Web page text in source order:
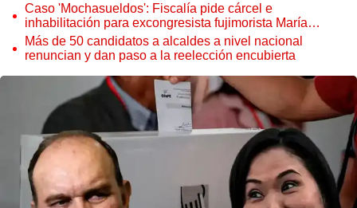
Caso 'Mochasueldos': Fiscalía pide cárcel e
inhabilitación para excongresista fujimorista María
Cordero Jon Tay
Más de 50 candidatos a alcaldes a nivel nacional
renuncian y dan paso a la reelección encubierta